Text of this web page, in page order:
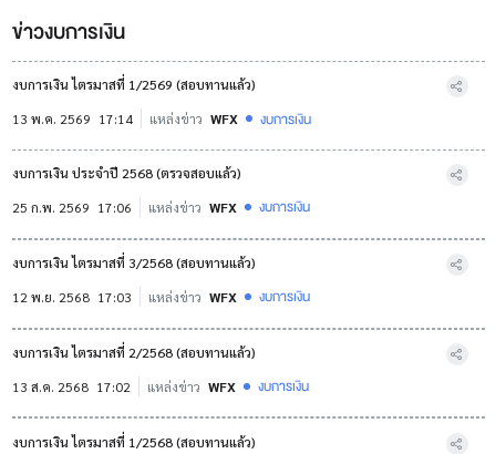
ข่าวงบการเงิน
งบการเงิน ไตรมาสที่ 1/2569 (สอบทานแล้ว)
13 พ.ค. 2569 17:14 แหล่งข่าว WFX งบการเงิน
งบการเงิน ประจำปี 2568 (ตรวจสอบแล้ว)
25 ก.พ. 2569 17:06 แหล่งข่าว WFX งบการเงิน
งบการเงิน ไตรมาสที่ 3/2568 (สอบทานแล้ว)
12 พ.ย. 2568 17:03 แหล่งข่าว WFX งบการเงิน
งบการเงิน ไตรมาสที่ 2/2568 (สอบทานแล้ว)
13 ส.ค. 2568 17:02 แหล่งข่าว WFX งบการเงิน
งบการเงิน ไตรมาสที่ 1/2568 (สอบทานแล้ว)